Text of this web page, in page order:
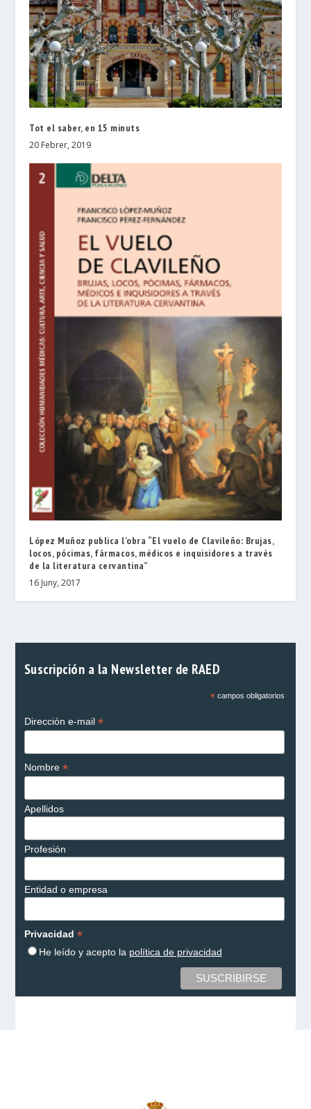
Tot el saber, en 15 minuts
20 Febrer, 2019
López Muñoz publica l’obra “El vuelo de Clavileño: Brujas,
locos, pócimas, fármacos, médicos e inquisidores a través
de la literatura cervantina”
16 Juny, 2017
Suscripción a la Newsletter de RAED
*campos obligatorios
Dirección e-mail *
Nombre *
Apellidos
Profesión
Entidad o empresa
Privacidad *
He leído y acepto la política de privacidad